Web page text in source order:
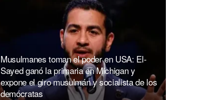
Musulmanes toman el poder en USA: El-
Sayed ganó la primaria en Michigan y
expone el giro musulmán y socialista de los
demócratas